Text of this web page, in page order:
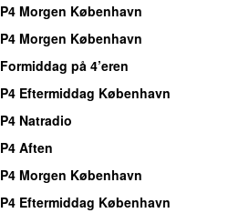
P4 Morgen København
P4 Morgen København
Formiddag på 4’eren
P4 Eftermiddag København
P4 Natradio
P4 Aften
P4 Morgen København
P4 Eftermiddag København